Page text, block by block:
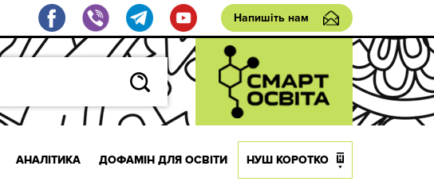
Напишіть нам
АНАЛІТИКА ДОФАМІН ДЛЯ ОСВІТИ НУШ КОРОТКО